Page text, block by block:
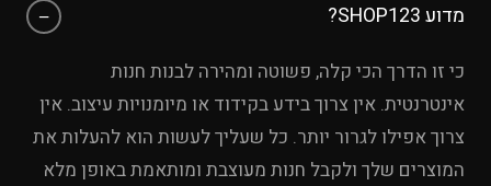
מדוע SHOP123? −
כי זו הדרך הכי קלה, פשוטה ומהירה לבנות חנות
אינטרנטית. אין צרוך בידע בקידוד או מיומנויות עיצוב. אין
צרוך אפילו לגרור יותר. כל שעליך לעשות הוא להעלות את
המוצרים שלך ולקבל חנות מעוצבת ומותאמת באופן מלא